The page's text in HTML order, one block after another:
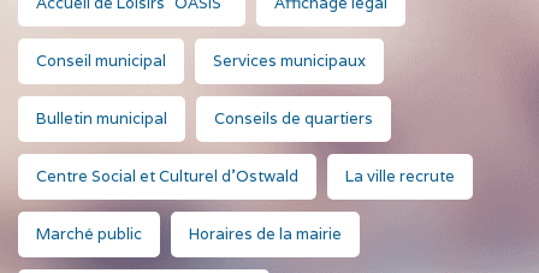
Conseil municipal Services municipaux
Bulletin municipal Conseils de quartiers
Centre Social et Culturel d'Ostwald La ville recrute
Marché public Horaires de la mairie